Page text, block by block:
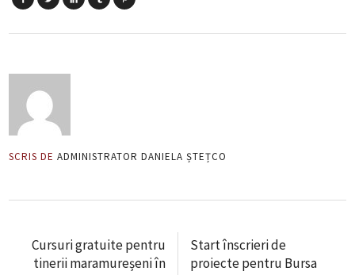
SCRIS DE ADMINISTRATOR DANIELA ȘTEȚCO
Cursuri gratuite pentru
tinerii maramureșeni în
Start înscrieri de
proiecte pentru Bursa